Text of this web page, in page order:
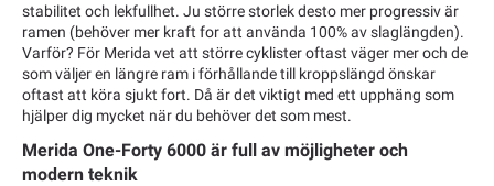
stabilitet och lekfullhet. Ju större storlek desto mer progressiv är
ramen (behöver mer kraft for att använda 100% av slaglängden).
Varför? För Merida vet att större cyklister oftast väger mer och de
som väljer en längre ram i förhållande till kroppslängd önskar
oftast att köra sjukt fort. Då är det viktigt med ett upphäng som
hjälper dig mycket när du behöver det som mest.
Merida One-Forty 6000 är full av möjligheter och
modern teknik